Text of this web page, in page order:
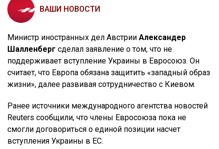
ВАШИ НОВОСТИ
Министр иностранных дел Австрии Александер
Шалленберг сделал заявление о том, что не
поддерживает вступление Украины в Евросоюз. Он
считает, что Европа обязана защитить «западный образ
жизни», далее развивая сотрудничество с Киевом.
Ранее источники международного агентства новостей
Reuters сообщили, что члены Евросоюза пока не
смогли договориться о единой позиции насчет
вступления Украины в ЕС.